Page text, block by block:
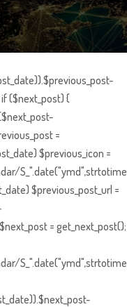
($next_post) {
=
$previous_icon =
$previous_post_url =
= get_next_post();